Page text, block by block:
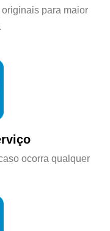
para maior
ocorra qualquer